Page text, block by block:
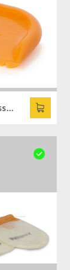
Schaber mit Rillen für Gusseisen